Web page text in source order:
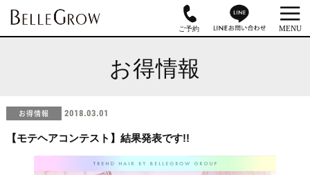
お得情報
お得情報 2018.03.01
【モテヘアコンテスト】結果発表です!!